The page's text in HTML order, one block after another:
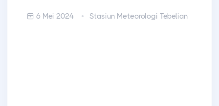
6 Mei 2024 Stasiun Meteorologi Tebelian